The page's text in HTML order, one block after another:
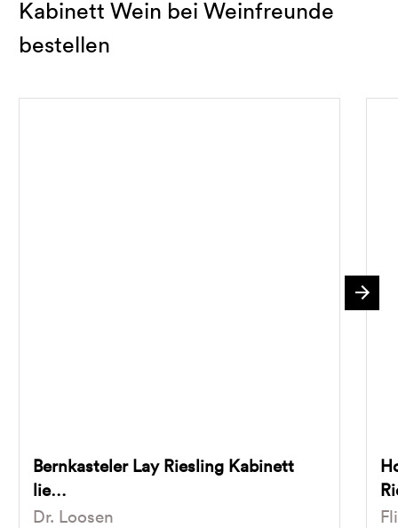
Kabinett Wein bei Weinfreunde
bestellen
Bernkasteler Lay Riesling Kabinett
lie…
Dr. Loosen